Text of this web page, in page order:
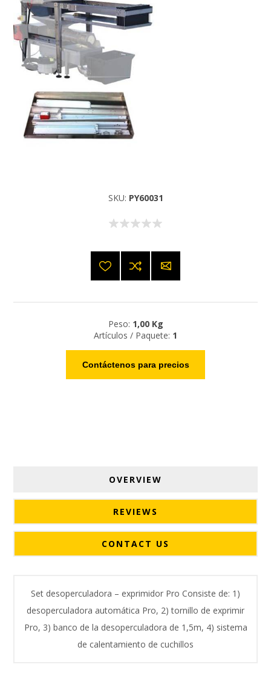
SKU: PY60031
Peso: 1,00 Kg
Artículos / Paquete: 1
Contáctenos para precios
OVERVIEW
REVIEWS
CONTACT US
Set desoperculadora – exprimidor Pro Consiste de: 1)
desoperculadora automática Pro, 2) tornillo de exprimir
Pro, 3) banco de la desoperculadora de 1,5m, 4) sistema
de calentamiento de cuchillos